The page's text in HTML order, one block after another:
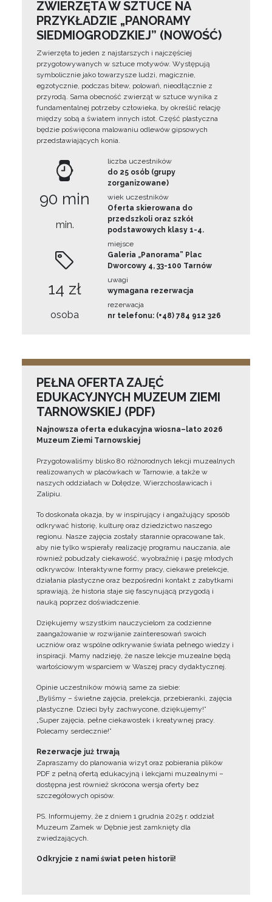
ZWIERZĘTA W SZTUCE NA
PRZYKŁADZIE „PANORAMY
SIEDMIOGRODZKIEJ” (NOWOŚĆ)
Zwierzęta to jeden z najstarszych i najczęściej
przygotowywanych w sztuce motywów. Występują
symbolicznie jako towarzysze ludzi, magicznie,
egzotycznie, podczas bitew, polowań, nieodłącznie z
przyrodą. Sama obecność zwierząt w sztuce wynika z
fundamentalnej potrzeby człowieka, by określić relację
między sobą a światem innych istot. Część plastyczna
będzie poświęcona malowaniu odlewów gipsowych
przedstawiających konia.
90 min
min.
14 zł
osoba
liczba uczestników
do 25 osób (grupy
zorganizowane)
wiek uczestników
Oferta skierowana do
przedszkoli oraz szkół
podstawowych klasy 1-4.
miejsce
Galeria „Panorama” Plac
Dworcowy 4, 33-100 Tarnów
uwagi
wymagana rezerwacja
rezerwacja
nr telefonu: (+48) 784 912 326
PEŁNA OFERTA ZAJĘĆ
EDUKACYJNYCH MUZEUM ZIEMI
TARNOWSKIEJ (PDF)
Najnowsza oferta edukacyjna wiosna–lato 2026
Muzeum Ziemi Tarnowskiej
Przygotowaliśmy blisko 80 różnorodnych lekcji muzealnych
realizowanych w placówkach w Tarnowie, a także w
naszych oddziałach w Dołędze, Wierzchosławicach i
Zalipiu.
To doskonała okazja, by w inspirujący i angażujący sposób
odkrywać historię, kulturę oraz dziedzictwo naszego
regionu. Nasze zajęcia zostały starannie opracowane tak,
aby nie tylko wspierały realizację programu nauczania, ale
również pobudzały ciekawość, wyobraźnię i pasję młodych
odkrywców. Interaktywne formy pracy, ciekawe prelekcje,
działania plastyczne oraz bezpośredni kontakt z zabytkami
sprawiają, że historia staje się fascynującą przygodą i
nauką poprzez doświadczenie.
Dziękujemy wszystkim nauczycielom za codzienne
zaangażowanie w rozwijanie zainteresowań swoich
uczniów oraz wspólne odkrywanie świata pełnego wiedzy i
inspiracji. Mamy nadzieję, że nasze lekcje muzealne będą
wartościowym wsparciem w Waszej pracy dydaktycznej.
Opinie uczestników mówią same za siebie:
„Byliśmy – świetne zajęcia, prelekcja, przebieranki, zajęcia
plastyczne. Dzieci były zachwycone, dziękujemy!”
„Super zajęcia, pełne ciekawostek i kreatywnej pracy.
Polecamy serdecznie!”
Rezerwacje już trwają
Zapraszamy do planowania wizyt oraz pobierania plików
PDF z pełną ofertą edukacyjną i lekcjami muzealnymi –
dostępna jest również skrócona wersja oferty bez
szczegółowych opisów.
PS. Informujemy, że z dniem 1 grudnia 2025 r. oddział
Muzeum Zamek w Dębnie jest zamknięty dla
zwiedzających.
Odkryjcie z nami świat pełen historii!